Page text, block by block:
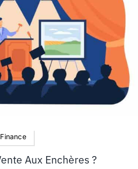
Aux Enchères ?